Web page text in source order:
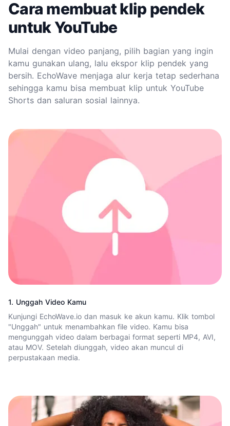
Cara membuat klip pendek
untuk YouTube
Mulai dengan video panjang, pilih bagian yang ingin
kamu gunakan ulang, lalu ekspor klip pendek yang
bersih. EchoWave menjaga alur kerja tetap sederhana
sehingga kamu bisa membuat klip untuk YouTube
Shorts dan saluran sosial lainnya.
1. Unggah Video Kamu
Kunjungi EchoWave.io dan masuk ke akun kamu. Klik tombol
"Unggah" untuk menambahkan file video. Kamu bisa
mengunggah video dalam berbagai format seperti MP4, AVI,
atau MOV. Setelah diunggah, video akan muncul di
perpustakaan media.